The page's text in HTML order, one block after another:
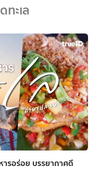
ะเล
ารอร่อย บรรยากาศดี